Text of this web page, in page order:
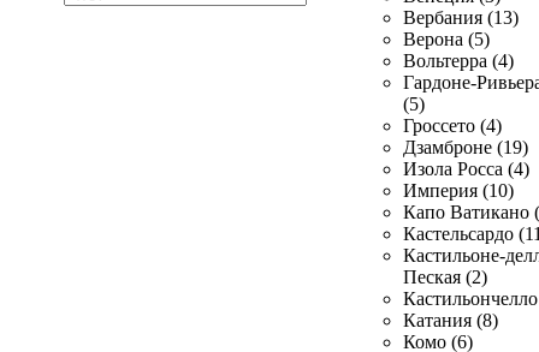
Вербания (13)
Верона (5)
Вольтерра (4)
Гардоне-
(5)
Гроссето (4)
Дзамброне (19)
Изола Росса (4)
Империя (10)
Капо Ватикано
Кастельсардо
Кастильоне-
Пеская (2)
Катания (8)
Комо (6)